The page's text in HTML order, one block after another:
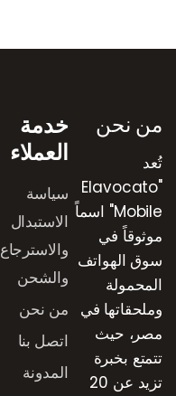
من نحن
تُعد
"Elavocato
Mobile" اسماً
موثوقاً في
سوق الهواتف
المحمولة
وملحقاتها في
مصر، حيث
تتمتع بخبرة
تزيد عن 20
خدمة
العملاء
سياسة
الاستبدال
والاسترجاع
والشحن
من نحن
اتصل بنا
المدونة